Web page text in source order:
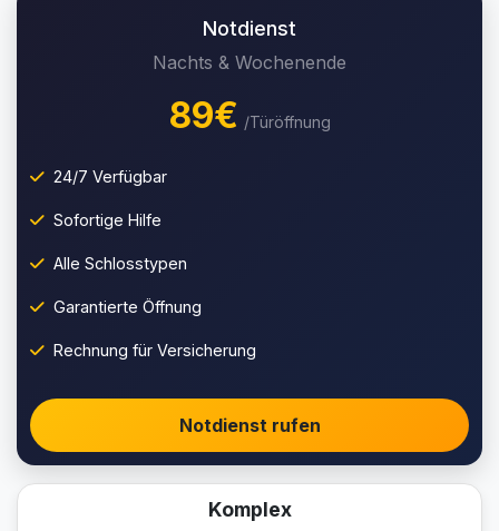
Notdienst
Nachts & Wochenende
89€ /Türöffnung
24/7 Verfügbar
Sofortige Hilfe
Alle Schlosstypen
Garantierte Öffnung
Rechnung für Versicherung
Notdienst rufen
Komplex